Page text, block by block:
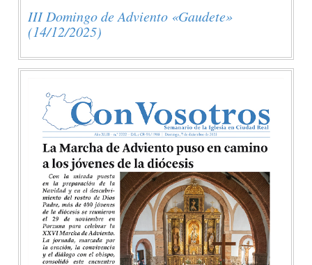
III Domingo de Adviento «Gaudete»
(14/12/2025)